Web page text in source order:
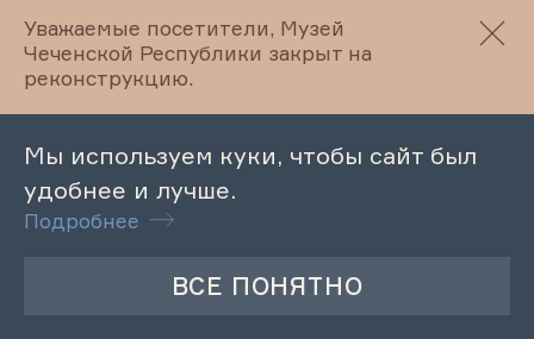
02.10.2023
Лекция «Суд и
судопроизводство в Имамате
Шамиля»
Уважаемые посетители, Музей
Чеченской Республики закрыт на
реконструкцию.
Мы используем куки, чтобы сайт был
удобнее и лучше.
Подробнее